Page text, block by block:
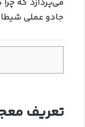
می‌پردازد که
جادو عملی
تعریف